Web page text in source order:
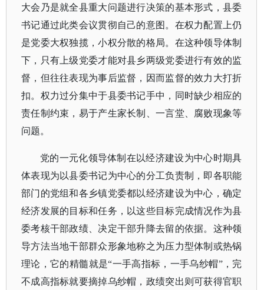
大会乃是就全县重大问题进行决策的基本形式，县委
书记通过此类会议贯彻自己的意图。在权力配置上仍
是党委大权独揽，小权分散的格局。在这种领导体制
下，只有上级党委才能对县乡两级党委进行有效的监
督，但往往表现为事后监督，因而监督的效力大打折
扣。权力过分集中于县委书记手中，同时缺少相应的
责任制约束，易于产生家长制、一言堂、腐败现象等
问题。
党的一元化领导体制在以经济建设为中心时期具
体表现为以县委书记为中心的分工负责制，即各职能
部门的党组和各乡镇党委都以经济建设为中心，确定
经济发展的目标和任务，以这些目标完成情况作为县
委考核干部政绩、决定干部升降去留的依据。这种领
导方法当地干部群众形象地称之为压力型体制或热锅
理论，它的精髓就是“一手高指标，一手乌纱帽”，完
不成高指标就要摘掉乌纱帽，政绩突出则可获得官职